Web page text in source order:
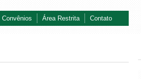
Convênios Área Restrita Contato